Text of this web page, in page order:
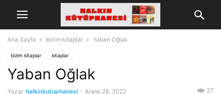
Ana Sayfa bizim kitaplar Yaban Oğlak
bizim kitaplar kitaplar
Yaban Oğlak
Yazar halkinkutuphanesi - Aralık 28, 2022 27